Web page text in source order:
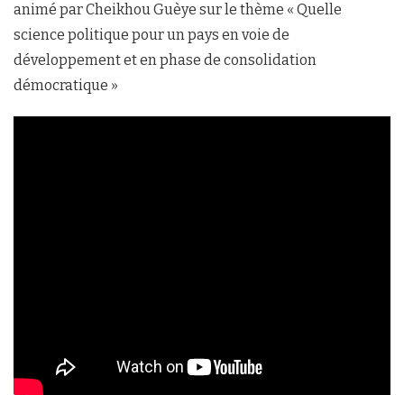
animé par Cheikhou Guèye sur le thème « Quelle
science politique pour un pays en voie de
développement et en phase de consolidation
démocratique »